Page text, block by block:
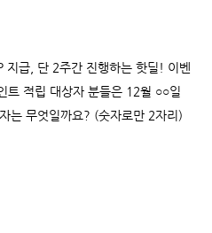
지급, 단 2주간 진행하는 핫딜! 이벤
트 적립 대상자 분들은 12월 ○○일
는 무엇일까요? (숫자로만 2자리)